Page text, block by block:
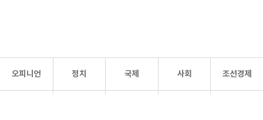
오피니언 정치 국제 사회 조선경제